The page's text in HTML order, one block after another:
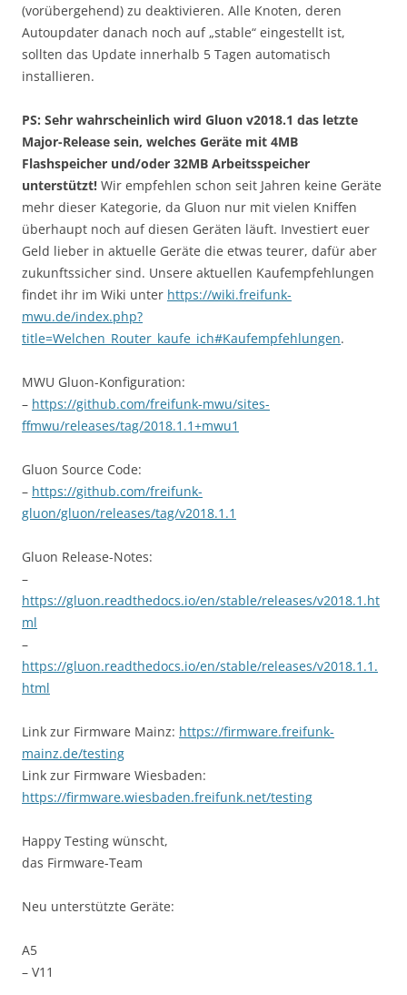
(vorübergehend) zu deaktivieren. Alle Knoten, deren
Autoupdater danach noch auf „stable“ eingestellt ist,
sollten das Update innerhalb 5 Tagen automatisch
installieren.
PS: Sehr wahrscheinlich wird Gluon v2018.1 das letzte
Major-Release sein, welches Geräte mit 4MB
Flashspeicher und/oder 32MB Arbeitsspeicher
unterstützt! Wir empfehlen schon seit Jahren keine Geräte
mehr dieser Kategorie, da Gluon nur mit vielen Kniffen
überhaupt noch auf diesen Geräten läuft. Investiert euer
Geld lieber in aktuelle Geräte die etwas teurer, dafür aber
zukunftssicher sind. Unsere aktuellen Kaufempfehlungen
findet ihr im Wiki unter https://wiki.freifunk-
mwu.de/index.php?
title=Welchen_Router_kaufe_ich#Kaufempfehlungen.
MWU Gluon-Konfiguration:
– https://github.com/freifunk-mwu/sites-
ffmwu/releases/tag/2018.1.1+mwu1
Gluon Source Code:
– https://github.com/freifunk-
gluon/gluon/releases/tag/v2018.1.1
Gluon Release-Notes:
–
https://gluon.readthedocs.io/en/stable/releases/v2018.1.ht
ml
–
https://gluon.readthedocs.io/en/stable/releases/v2018.1.1.
html
Link zur Firmware Mainz: https://firmware.freifunk-
mainz.de/testing
Link zur Firmware Wiesbaden:
https://firmware.wiesbaden.freifunk.net/testing
Happy Testing wünscht,
das Firmware-Team
Neu unterstützte Geräte:
A5
– V11